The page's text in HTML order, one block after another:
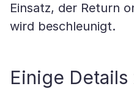
Einsatz, der Return
wird beschleunigt.
Einige Details